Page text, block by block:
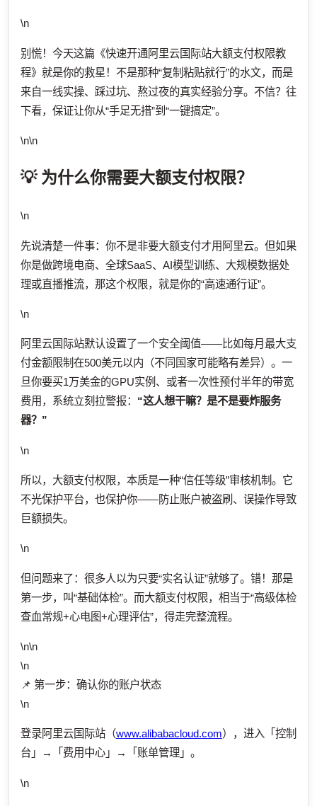
\n
别慌！今天这篇《快速开通阿里云国际站大额支付权限教
程》就是你的救星！不是那种“复制粘贴就行”的水文，而是
来自一线实操、踩过坑、熬过夜的真实经验分享。不信？往
下看，保证让你从“手足无措”到“一键搞定”。
\n\n
💡 为什么你需要大额支付权限？
\n
先说清楚一件事：你不是非要大额支付才用阿里云。但如果
你是做跨境电商、全球SaaS、AI模型训练、大规模数据处
理或直播推流，那这个权限，就是你的“高速通行证”。
\n
阿里云国际站默认设置了一个安全阈值——比如每月最大支
付金额限制在500美元以内（不同国家可能略有差异）。一
旦你要买1万美金的GPU实例、或者一次性预付半年的带宽
费用，系统立刻拉警报： “这人想干嘛？是不是要炸服务
器？”
\n
所以，大额支付权限，本质是一种“信任等级”审核机制。它
不光保护平台，也保护你——防止账户被盗刷、误操作导致
巨额损失。
\n
但问题来了：很多人以为只要“实名认证”就够了。错！那是
第一步，叫“基础体检”。而大额支付权限，相当于“高级体检
查血常规+心电图+心理评估”，得走完整流程。
\n\n
\n
📌 第一步：确认你的账户状态
\n
登录阿里云国际站（www.alibabacloud.com），进入「控制
台」→「费用中心」→「账单管理」。
\n